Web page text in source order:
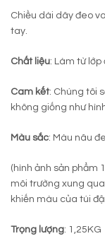
Chiều dài dây đeo
tay.
Chất liệu: Làm từ
Cam kết: Chúng tôi
không giống như
Màu sắc: Màu nâu
(hình ảnh sản phẩm
môi trường xung
khiến màu của túi
Trọng lượng: 1,25KG